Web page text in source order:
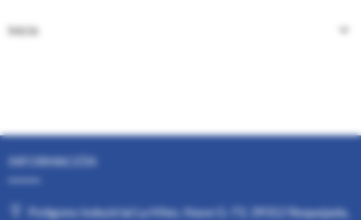
Inicio
INFORMACIÓN
Polígono Industrial La Mies. Nave G-73. 39312 Requejada,